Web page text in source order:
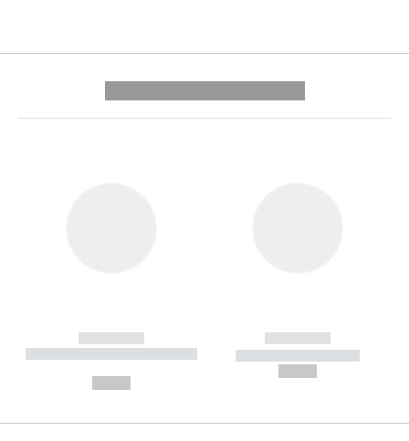
------------
----------- ----------- --------
------------
----------- -----------